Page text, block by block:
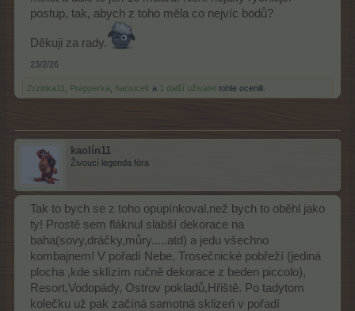
postup, tak, abych z toho měla co nejvíc bodů?
Děkuji za rady.
23/2/26
Zrzinka11 Prepperka hansicek a 1 další uživatel tohle ocenili.
kaolín11
Živoucí legenda fóra
Tak to bych se z toho opupínkoval,než bych to oběhl jako
ty! Prostě sem fláknul slabší dekorace na
baha(sovy,dráčky,můry.....atd) a jedu všechno
kombajnem! V pořadí Nebe, Trosečnické pobřeží (jediná
plocha ,kde sklízím ručně dekorace z beden piccolo),
Resort,Vodopády, Ostrov pokladů,Hřiště. Po tadytom
kolečku už pak začíná samotná sklizeń v pořadí